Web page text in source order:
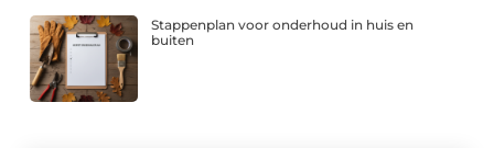
Stappenplan voor onderhoud in huis en
buiten